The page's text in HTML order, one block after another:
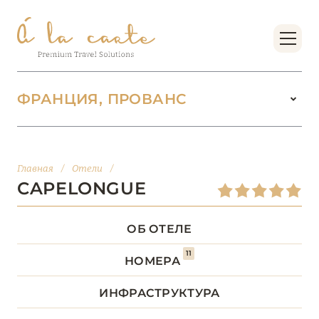
ФРАНЦИЯ, ПРОВАНС
БОРДО (НОВАЯ
АКВИТАНИЯ)
14
БРЕТАНЬ 5
БУРГУНДИЯ
Главная / Отели /
CAPELONGUE
ОБ ОТЕЛЕ
НОМЕРА
11
ИНФРАСТРУКТУРА